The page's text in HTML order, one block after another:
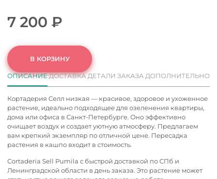
7 200 ₽
В КОРЗИНУ
ОПИСАНИЕДОСТАВКАДЕТАЛИ ЗАКАЗА ДОПОЛНИТЕЛЬНО
Кортадерия Селл низкая — красивое, здоровое и ухоженное
растение, идеально подходящее для озеленения квартиры,
дома или офиса в Санкт-Петербурге. Оно эффективно
очищает воздух и создает уютную атмосферу. Предлагаем
вам крепкий экземпляр по отличной цене. Пересадка
растения в кашпо входит в стоимость.
Cortaderia Sell Pumila с быстрой доставкой по СПб и
Ленинградской области в день заказа. Это растение может